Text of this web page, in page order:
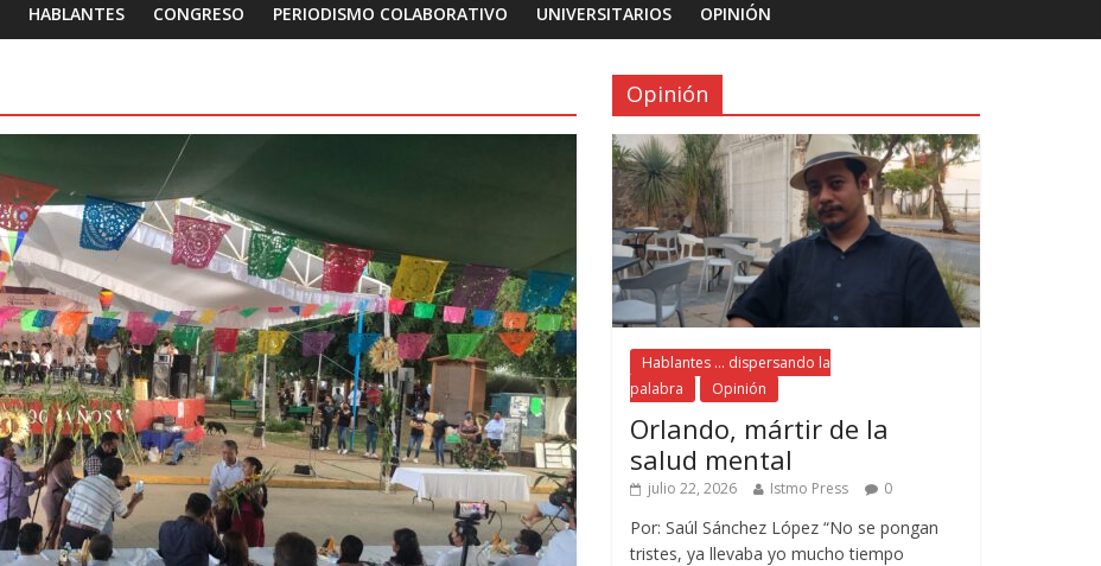
HABLANTES CONGRESO PERIODISMO COLABORATIVO UNIVERSITARIOS OPINIÓN
Opinión
Hablantes ... dispersando la
palabra
Opinión
Orlando, mártir de la
salud mental
julio 22, 2026 Istmo Press 0
Por: Saúl Sánchez López “No se pongan
tristes, ya llevaba yo mucho tiempo